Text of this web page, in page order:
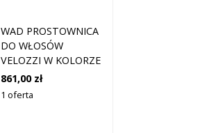
WAD PROSTOWNICA
DO WŁOSÓW
VELOZZI W KOLORZE
CZARNYM
861,00 zł
1 oferta